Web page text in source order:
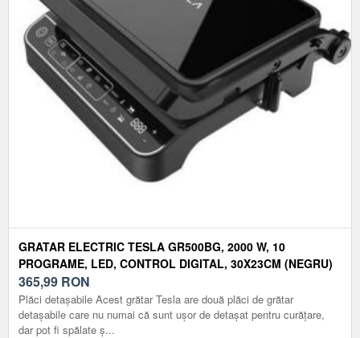
GRATAR ELECTRIC TESLA GR500BG, 2000 W, 10
PROGRAME, LED, CONTROL DIGITAL, 30X23CM (NEGRU)
365,99 RON
Plăci detașabile Acest grătar Tesla are două plăci de grătar
detașabile care nu numai că sunt ușor de detașat pentru curățare,
dar pot fi spălate ș...